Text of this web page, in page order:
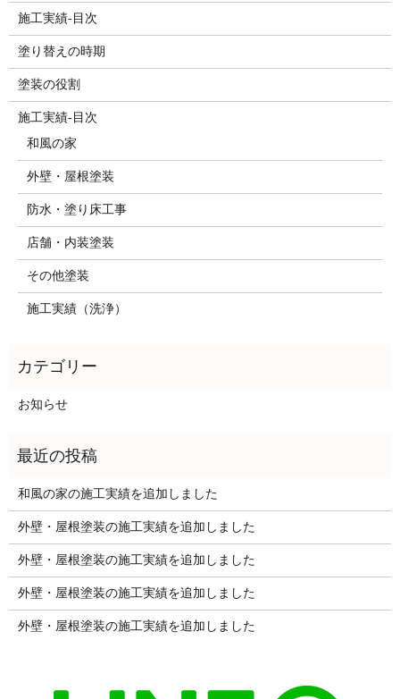
施工実績-目次
塗り替えの時期
塗装の役割
施工実績-目次
和風の家
外壁・屋根塗装
防水・塗り床工事
店舗・内装塗装
その他塗装
施工実績（洗浄）
お知らせ
和風の家の施工実績を追加しました
外壁・屋根塗装の施工実績を追加しました
外壁・屋根塗装の施工実績を追加しました
外壁・屋根塗装の施工実績を追加しました
外壁・屋根塗装の施工実績を追加しました